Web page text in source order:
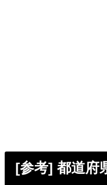
[参考] 都道府